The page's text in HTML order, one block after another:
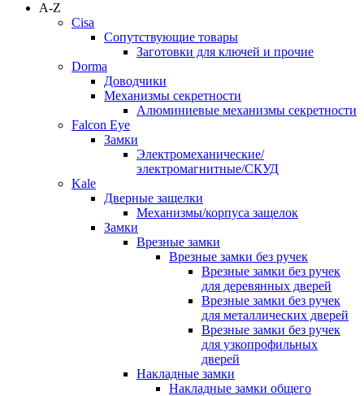
A-Z
Cisa
Сопутствующие товары
Заготовки для ключей и прочие
Dorma
Доводчики
Механизмы секретности
Алюминиевые механизмы секретности
Falcon Eye
Замки
Электромеханические/
электромагнитные/СКУД
Kale
Дверные защелки
Механизмы/корпуса защелок
Замки
Врезные замки
Врезные замки без ручек
Врезные замки без ручек
для деревянных дверей
Врезные замки без ручек
для металлических дверей
Врезные замки без ручек
для узкопрофильных
дверей
Накладные замки
Накладные замки общего